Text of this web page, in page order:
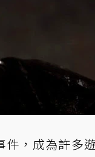
，成為許多